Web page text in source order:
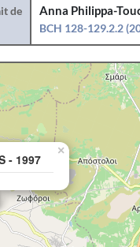
de
Anna Philippa-
BCH 128-129.2.2
- 1997
×